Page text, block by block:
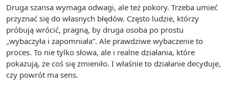
Druga szansa wymaga odwagi, ale też pokory. Trzeba umieć
przyznać się do własnych błędów. Często ludzie, którzy
próbują wrócić, pragną, by druga osoba po prostu
„wybaczyła i zapomniała”. Ale prawdziwe wybaczenie to
proces. To nie tylko słowa, ale i realne działania, które
pokazują, że coś się zmieniło. I właśnie to działanie decyduje,
czy powrót ma sens.